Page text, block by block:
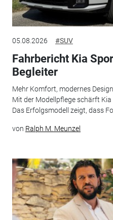
05.08.2026 #SUV
Fahrbericht Kia
Begleiter
Mehr Komfort, modernes
Mit der Modellpflege schärft
Das Erfolgsmodell zeigt, dass
von Ralph M. Meunzel